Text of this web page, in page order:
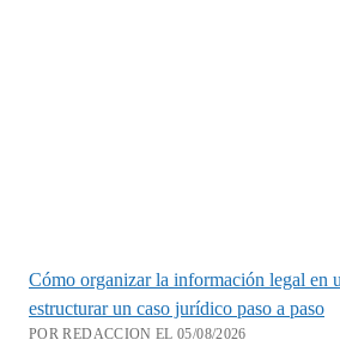
Cómo organizar la información legal en
estructurar un caso jurídico paso a paso
POR REDACCION EL 05/08/2026